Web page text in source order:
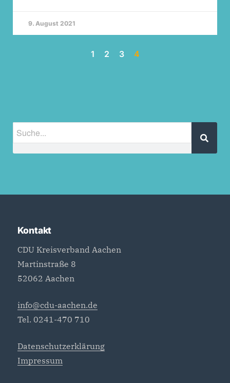
9. August 2021
1 2 3 4
Kontakt
CDU Kreisverband Aachen
Martinstraße 8
52062 Aachen
info@cdu-aachen.de
Tel. 0241-470 710
Datenschutzerklärung
Impressum